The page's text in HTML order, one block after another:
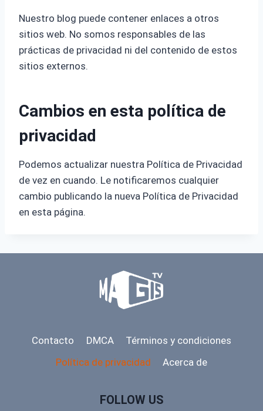
Nuestro blog puede contener enlaces a otros
sitios web. No somos responsables de las
prácticas de privacidad ni del contenido de estos
sitios externos.
Cambios en esta política de
privacidad
Podemos actualizar nuestra Política de Privacidad
de vez en cuando. Le notificaremos cualquier
cambio publicando la nueva Política de Privacidad
en esta página.
Contacto DMCA
Términos y condiciones
Política de privacidad
Acerca de
FOLLOW US